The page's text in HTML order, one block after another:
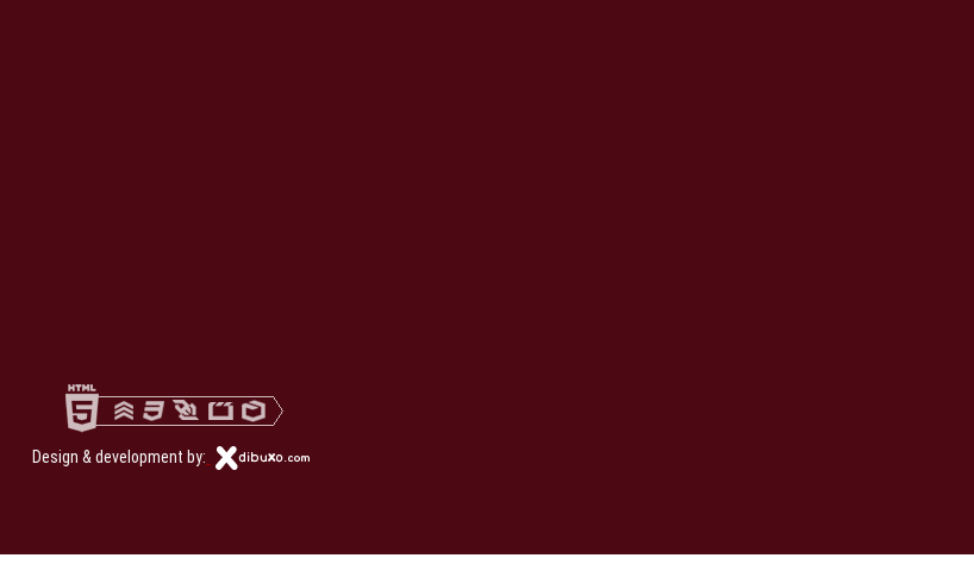
Design & development by: